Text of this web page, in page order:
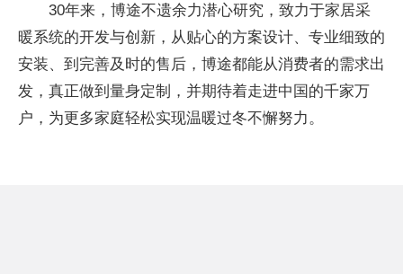
30年来，博途不遗余力潜心研究，致力于家居采
暖系统的开发与创新，从贴心的方案设计、专业细致的
安装、到完善及时的售后，博途都能从消费者的需求出
发，真正做到量身定制，并期待着走进中国的千家万
户，为更多家庭轻松实现温暖过冬不懈努力。